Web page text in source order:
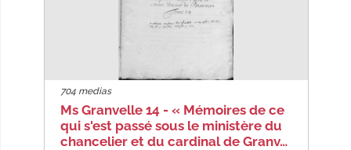
704 medias
Ms Granvelle 14 - « Mémoires de ce
qui s'est passé sous le ministère du
chancelier et du cardinal de Granv…